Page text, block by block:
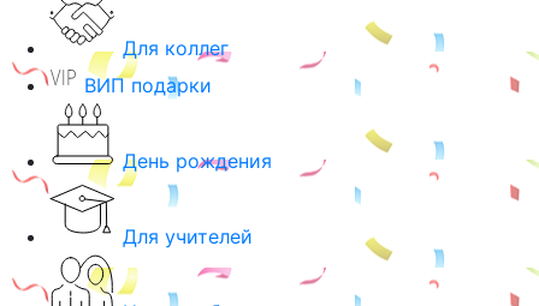
Для коллег
ВИП подарки
День рождения
Для учителей